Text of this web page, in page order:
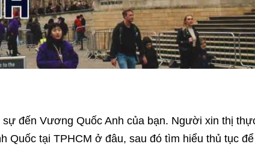
đến Vương Quốc Anh của bạn. Người xin thị
Quốc tại TPHCM ở đâu, sau đó tìm hiểu thủ tục để